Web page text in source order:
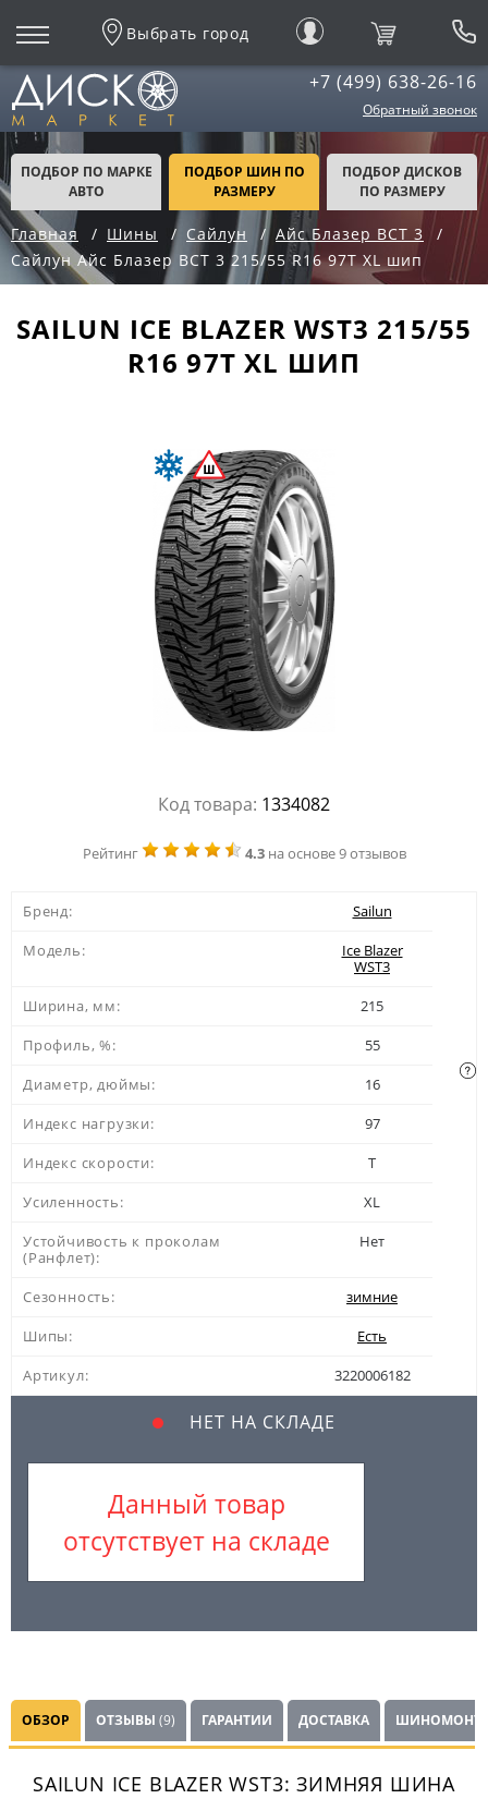
Выбрать город
+7 (499) 638-26-16
Обратный звонок
ПОДБОР ПО МАРКЕ
АВТО
ПОДБОР ШИН ПО
РАЗМЕРУ
ПОДБОР ДИСКОВ
ПО РАЗМЕРУ
Главная Шины Сайлун
Айс Блазер ВСТ 3
Сайлун Айс Блазер ВСТ 3 215/55 R16 97T XL шип
SAILUN ICE BLAZER WST3 215/55
R16 97T XL ШИП
Код товара: 1334082
Рейтинг 4.3на основе 9 отзывов
Бренд:
Sailun
Модель:
Ice Blazer
WST3
Ширина, мм:
215
Профиль, %:
55
Диаметр, дюймы:
16
Индекс нагрузки:
97
Индекс скорости:
T
Усиленность:
XL
Устойчивость к проколам
(Ранфлет):
Нет
Сезонность:
зимние
Шипы:
Есть
Артикул:
3220006182
НЕТ НА СКЛАДЕ
Данный товар
отсутствует на складе
ОБЗОР ОТЗЫВЫ (9) ГАРАНТИИ ДОСТАВКА
SAILUN ICE BLAZER WST3: ЗИМНЯЯ ШИНА